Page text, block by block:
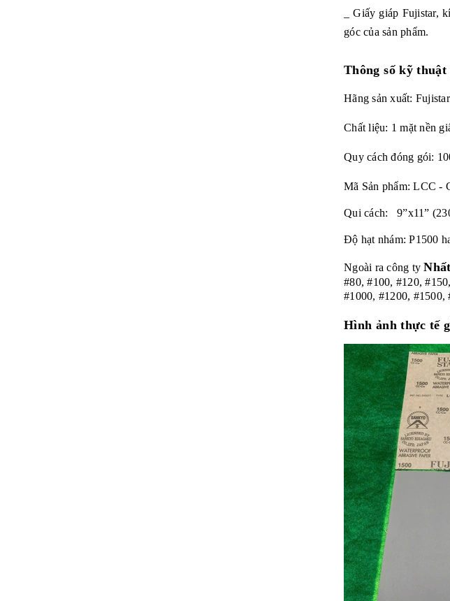
_ Giấy giáp Fujistar,
góc của sản phẩm.
Thông số kỹ
Hãng sản xuất:
Chất liệu: 1 mặt nền
Quy cách đóng gói:
Mã Sản phẩm: LCC -
Qui cách: 9”x11”
Độ hạt nhám: P1500
Ngoài ra công ty
#80, #100, #120,
#1000, #1200, #1500,
Hình ảnh thực tế